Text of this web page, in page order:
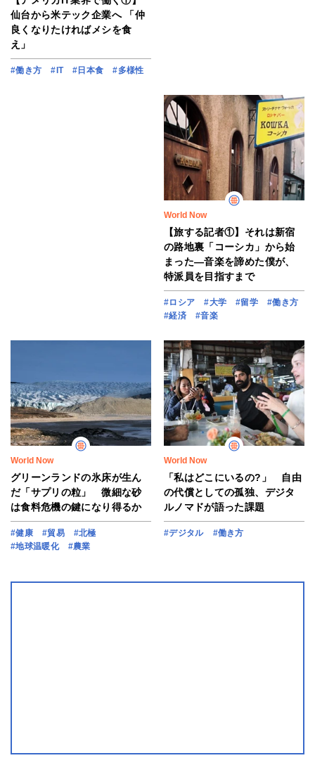
仙台から米テック企業へ 「仲
良くなりたければメシを食
え」
#働き方 #IT #日本食 #多様性
World Now
【旅する記者①】それは新宿
の路地裏「コーシカ」から始
まった―音楽を諦めた僕が、
特派員を目指すまで
#ロシア #大学 #留学
#働き方
#経済
#音楽
World Now
グリーンランドの氷床が生ん
だ「サプリの粒」 微細な砂
は食料危機の鍵になり得るか
#健康 #貿易
#北極
#地球温暖化
#農業
World Now
「私はどこにいるの?」 自由
の代償としての孤独、デジタ
ルノマドが語った課題
#デジタル #働き方